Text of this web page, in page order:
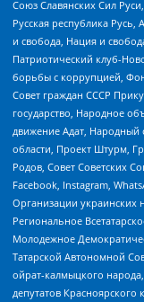
Союз Славянских Сил
Русская республика Русь,
и свобода, Нация и
Патриотический клуб-
борьбы с коррупцией,
Совет граждан СССР
государство, Народное
движение Адат, Народный
области, Проект Штурм,
Родов, Совет Советских
Facebook, Instagram,
Организации украинских
Региональное
Молодежное
Татарской Автономной
ойрат-калмыцкого
депутатов